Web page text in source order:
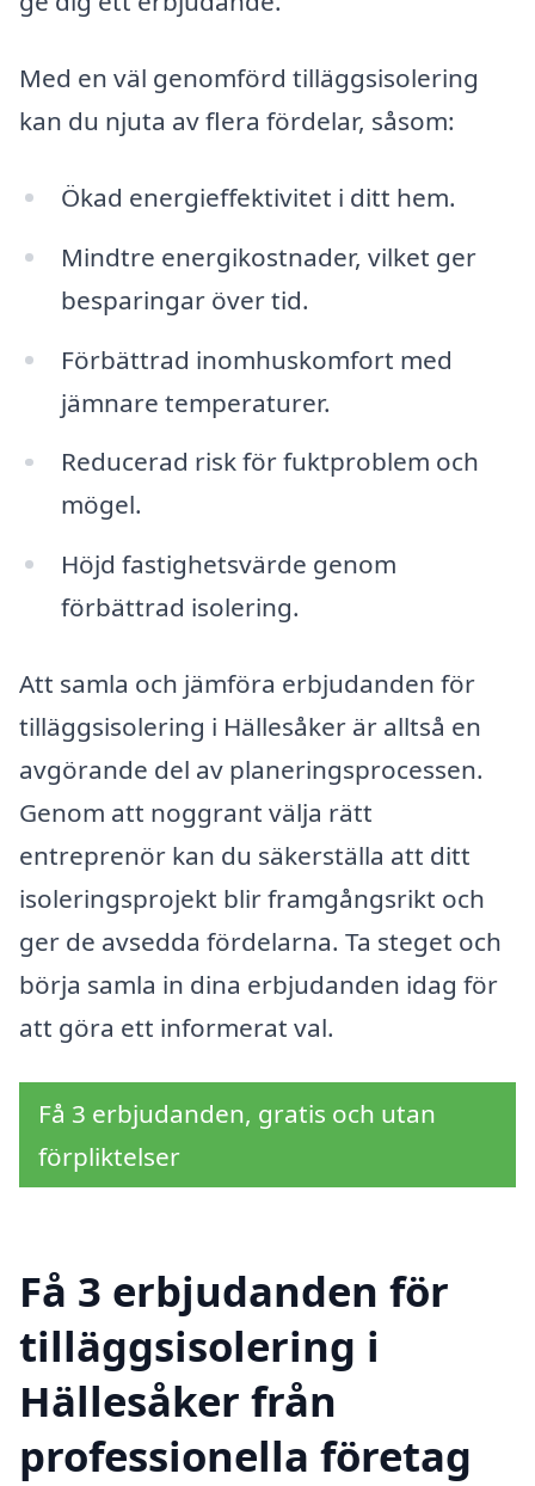
Med en väl genomförd tilläggsisolering
kan du njuta av flera fördelar, såsom:
Ökad energieffektivitet i ditt hem.
Mindtre energikostnader, vilket ger
besparingar över tid.
Förbättrad inomhuskomfort med
jämnare temperaturer.
Reducerad risk för fuktproblem och
mögel.
Höjd fastighetsvärde genom
förbättrad isolering.
Att samla och jämföra erbjudanden för
tilläggsisolering i Hällesåker är alltså en
avgörande del av planeringsprocessen.
Genom att noggrant välja rätt
entreprenör kan du säkerställa att ditt
isoleringsprojekt blir framgångsrikt och
ger de avsedda fördelarna. Ta steget och
börja samla in dina erbjudanden idag för
att göra ett informerat val.
Få 3 erbjudanden, gratis och utan
förpliktelser
Få 3 erbjudanden för
tilläggsisolering i
Hällesåker från
professionella företag